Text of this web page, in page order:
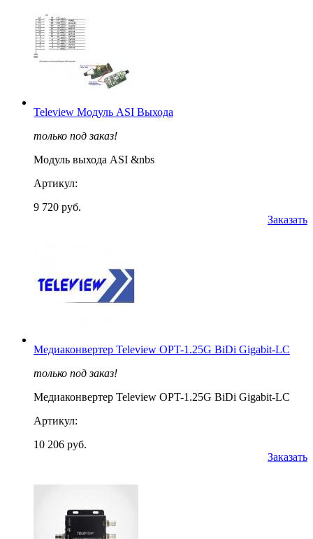
Teleview Модуль ASI Выхода
только под заказ!
Модуль выхода ASI &nbs
Артикул:
9 720 руб.
Заказать
Медиаконвертер Teleview OPT-1.25G BiDi Gigabit-LC
только под заказ!
Медиаконвертер Teleview OPT-1.25G BiDi Gigabit-LC
Артикул:
10 206 руб.
Заказать